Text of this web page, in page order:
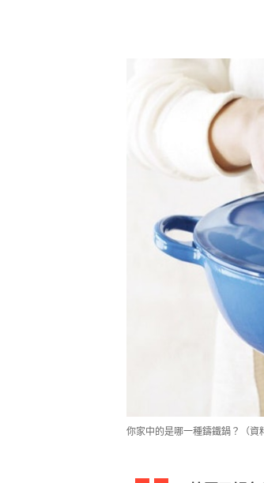
你家中的是哪一種鑄鐵鍋？（資